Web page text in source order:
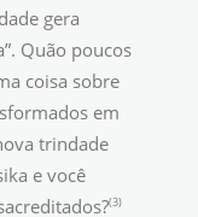
gera
Quão poucos
coisa sobre
em
trindade
e você
(3)